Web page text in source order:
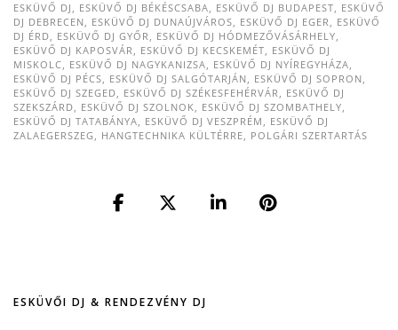
ESKÜVŐ DJ , ESKÜVŐ DJ BÉKÉSCSABA, ESKÜVŐ DJ BUDAPEST, ESKÜVŐ
DJ DEBRECEN, ESKÜVŐ DJ DUNAÚJVÁROS, ESKÜVŐ DJ EGER, ESKÜVŐ
DJ ÉRD, ESKÜVŐ DJ GYŐR, ESKÜVŐ DJ HÓDMEZŐVÁSÁRHELY,
ESKÜVŐ DJ KAPOSVÁR, ESKÜVŐ DJ KECSKEMÉT, ESKÜVŐ DJ
MISKOLC, ESKÜVŐ DJ NAGYKANIZSA, ESKÜVŐ DJ NYÍREGYHÁZA,
ESKÜVŐ DJ PÉCS, ESKÜVŐ DJ SALGÓTARJÁN, ESKÜVŐ DJ SOPRON,
ESKÜVŐ DJ SZEGED, ESKÜVŐ DJ SZÉKESFEHÉRVÁR, ESKÜVŐ DJ
SZEKSZÁRD, ESKÜVŐ DJ SZOLNOK, ESKÜVŐ DJ SZOMBATHELY,
ESKÜVŐ DJ TATABÁNYA, ESKÜVŐ DJ VESZPRÉM , ESKÜVŐ DJ
ZALAEGERSZEG , HANGTECHNIKA KÜLTÉRRE, POLGÁRI SZERTARTÁS
ESKÜVŐI DJ & RENDEZVÉNY DJ